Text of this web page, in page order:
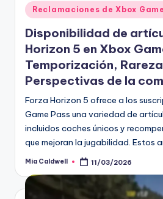
Posted
Reclamaciones de Xbox
Disponibilidad de
Horizon 5 en Xbox
Temporización,
Perspectivas de la
Forza Horizon 5 ofrece a los
Game Pass una variedad de
incluidos coches únicos y
que mejoran la jugabilidad. Estos
Posted
Mia Caldwell 11/03/2026